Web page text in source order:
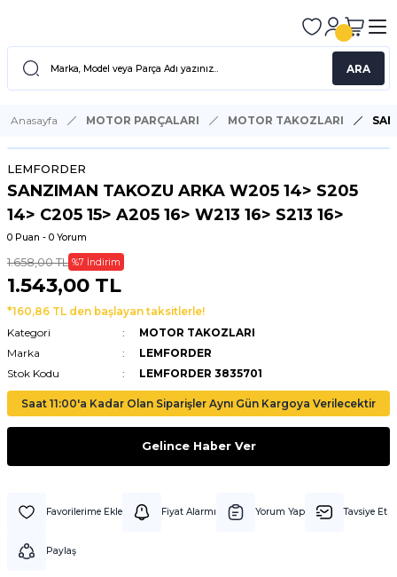
ARA
Anasayfa MOTOR PARÇALARI MOTOR TAKOZLARI
LEMFORDER
SANZIMAN TAKOZU ARKA W205 14> S205
14> C205 15> A205 16> W213 16> S213 16>
0 Puan - 0 Yorum
1.658,00 TL %7 İndirim
1.543,00 TL
*160,86 TL den başlayan taksitlerle!
Kategori
MOTOR TAKOZLARI
Marka
LEMFORDER
Stok Kodu
LEMFORDER 3835701
Saat 11:00'a Kadar Olan Siparişler Aynı Gün Kargoya Verilecektir
Gelince Haber Ver
Fiyat Alarmı Yorum Yap Tavsiye Et
Paylaş